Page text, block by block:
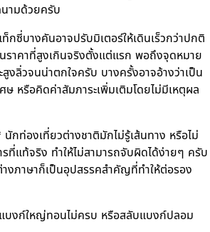
นามด้วยครับ
กซี่บางคันอาจปรับมิเตอร์ให้เดินเร็วกว่าปกติ
ราคาที่สูงเกินจริงตั้งแต่แรก พอถึงจุดหมาย
งลิ่วจนน่าตกใจครับ บางครั้งอาจอ้างว่าเป็น
ษ หรือคิดค่าสัมภาระเพิ่มเติมโดยไม่มีเหตุผล
กท่องเที่ยวต่างชาติมักไม่รู้เส้นทาง หรือไม่
ที่แท้จริง ทำให้ไม่สามารถจับผิดได้ง่ายๆ ครับ
งภาษาก็เป็นอุปสรรคสำคัญที่ทำให้ต่อรอง
บงก์ใหญ่ทอนไม่ครบ หรือสลับแบงก์ปลอม